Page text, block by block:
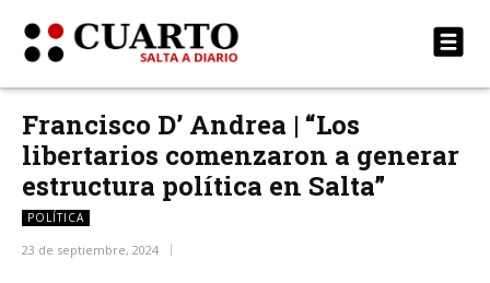
Francisco D’ Andrea | “Los
libertarios comenzaron a generar
estructura política en Salta”
POLÍTICA
23 de septiembre, 2024